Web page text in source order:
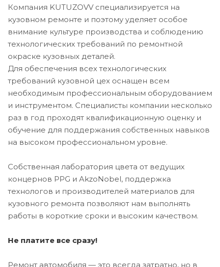
Компания KUTUZOVV специализируется на
кузовном ремонте и поэтому уделяет особое
внимание культуре производства и соблюдению
технологических требований по ремонтной
окраске кузовных деталей.
Для обеспечения всех технологических
требований кузовной цех оснащен всем
необходимым профессиональным оборудованием
и инструментом. Специалисты компании несколько
раз в год проходят квалификационную оценку и
обучение для поддержания собственных навыков
на высоком профессиональном уровне.
Собственная лаборатория цвета от ведущих
концернов PPG и AkzoNobel, поддержка
технологов и производителей материалов для
кузовного ремонта позволяют нам выполнять
работы в короткие сроки и высоким качеством.
Не платите все сразу!
Ремонт автомобиля — это всегда затратно, но в